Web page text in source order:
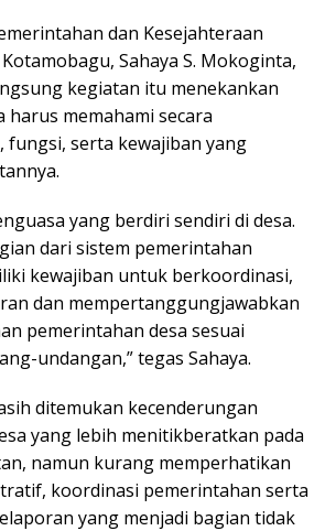
dan Kesejahteraan
Sahaya S. Mokoginta,
kegiatan itu menekankan
harus memahami secara
fungsi, serta kewajiban yang
yang berdiri sendiri di desa.
dari sistem pemerintahan
kewajiban untuk berkoordinasi,
dan mempertanggungjawabkan
pemerintahan desa sesuai
undangan,” tegas Sahaya.
ditemukan kecenderungan
yang lebih menitikberatkan pada
namun kurang memperhatikan
koordinasi pemerintahan serta
yang menjadi bagian tidak